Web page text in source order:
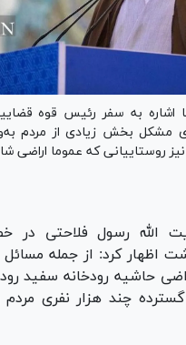
اشاره به سفر رئیس قوه
مشکل بخش زیادی از مردم
روستاییانی که عموما اراضی
الله رسول فلاحتی در
اظهار کرد: از جمله
حاشیه رودخانه سفید
چند هزار نفری مردم